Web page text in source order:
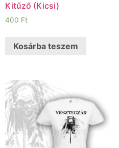
Kitűző (Kicsi)
400 Ft
Kosárba teszem